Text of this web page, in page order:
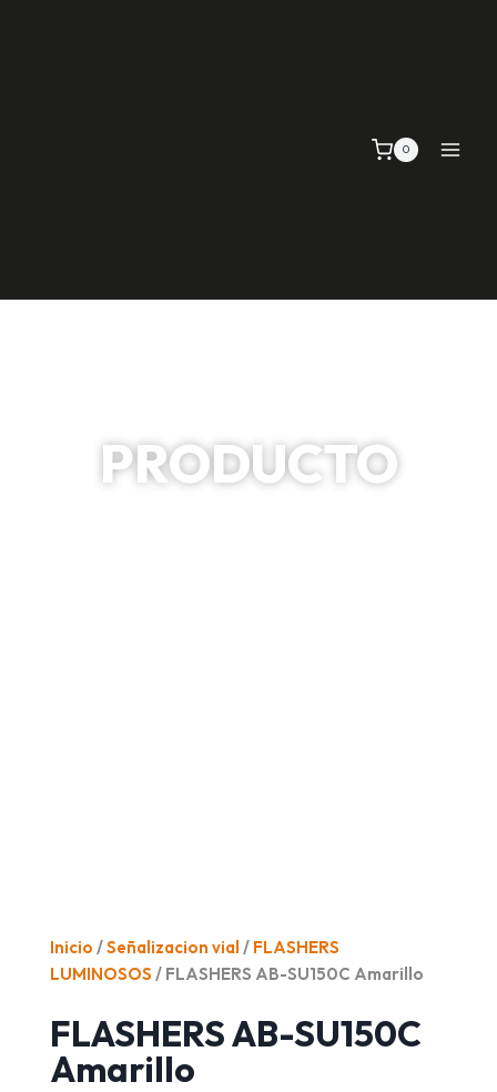
0
PRODUCTO
Inicio /Señalizacion vial / FLASHERS
LUMINOSOS / FLASHERS AB-SU150C Amarillo
FLASHERS AB-SU150C
Amarillo